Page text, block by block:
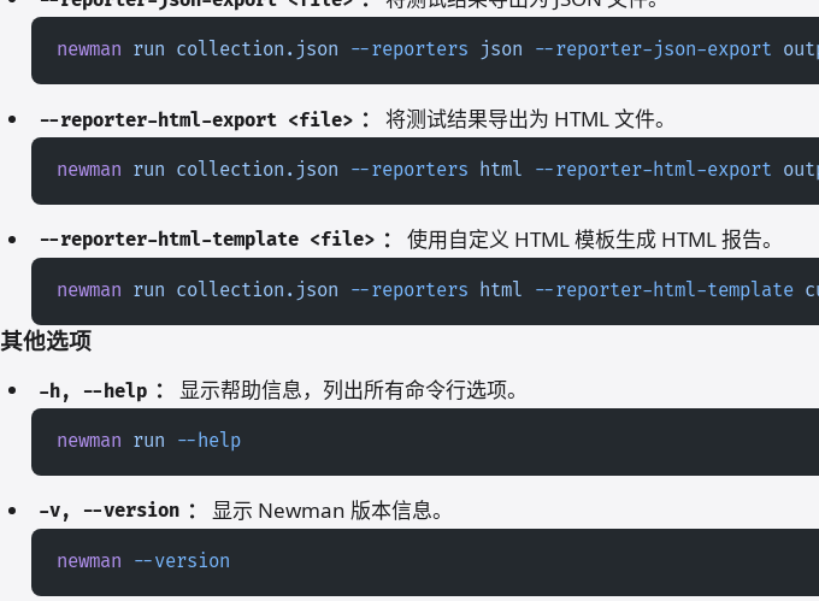
newman run collection.json --reporters json --reporter-json-export
--reporter-html-export <file> ： 将测试结果导出为 HTML 文件。
newman run collection.json --reporters html --reporter-html-export
--reporter-html-template <file> ： 使用自定义 HTML 模板生成 HTML 报告。
newman run collection.json --reporters html --reporter-html-template
其他选项
-h, --help ： 显示帮助信息，列出所有命令行选项。
newman run --help
-v, --version ： 显示 Newman 版本信息。
newman --version